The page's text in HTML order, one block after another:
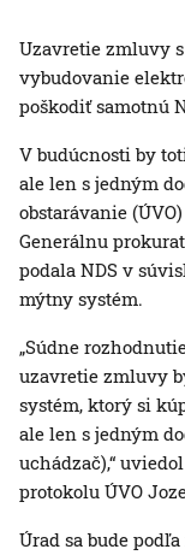
Uzavretie zmluvy
vybudovanie
poškodiť samotnú
V budúcnosti by
ale len s jedným
obstarávanie
Generálnu
podala NDS v
mýtny systém.
„Súdne
uzavretie zmluvy
systém, ktorý si
ale len s jedným
uchádzač),“
protokolu ÚVO
Úrad sa bude